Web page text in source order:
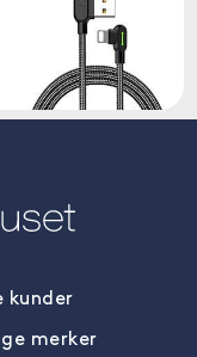
kunder
merker